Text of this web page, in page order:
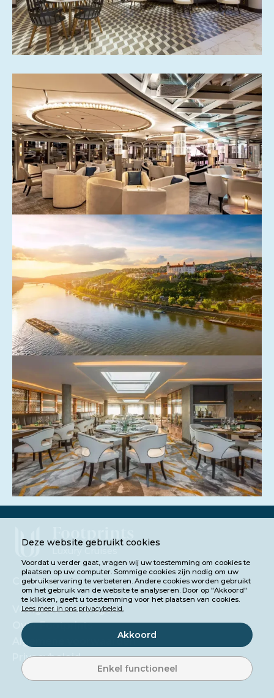
Luxury Cruises
Contact
Veelgestelde vragen
Over Footprints
Algemene voorwaarden
Privacybeleid
Deze website gebruikt cookies
Voordat u verder gaat, vragen wij uw toestemming om cookies te
plaatsen op uw computer. Sommige cookies zijn nodig om uw
gebruikservaring te verbeteren. Andere cookies worden gebruikt
om het gebruik van de website te analyseren. Door op "Akkoord"
te klikken, geeft u toestemming voor het plaatsen van cookies.
Lees meer in ons privacybeleid.
Akkoord
Enkel functioneel